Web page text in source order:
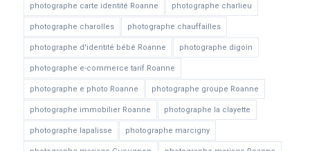
photographe carte identité Roanne photographe charlieu
photographe charolles photographe chauffailles
photographe d'identité bébé Roanne photographe digoin
photographe e-commerce tarif Roanne
photographe e photo Roanne photographe groupe Roanne
photographe immobilier Roanne photographe la clayette
photographe lapalisse photographe marcigny